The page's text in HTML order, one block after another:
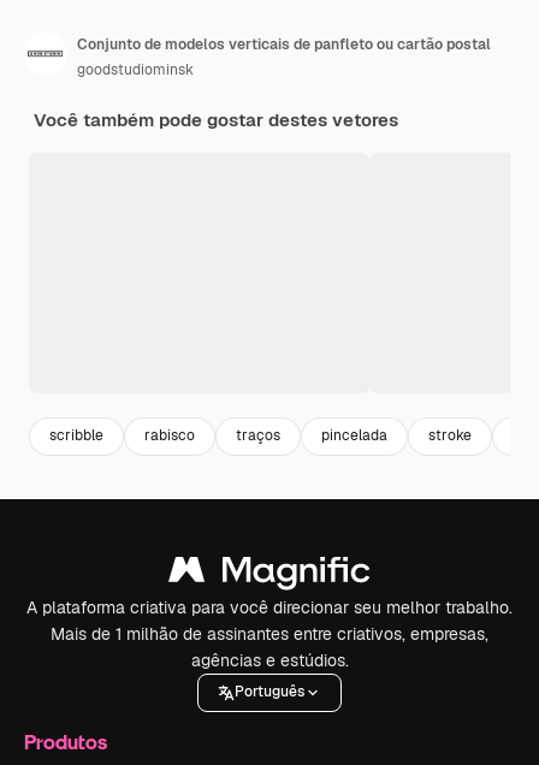
Conjunto de modelos verticais de panfleto ou cartão postal
goodstudiominsk
Você também pode gostar destes vetores
scribble rabisco traços pincelada stroke
A plataforma criativa para você direcionar seu melhor trabalho.
Mais de 1 milhão de assinantes entre criativos, empresas,
agências e estúdios.
Português
Produtos